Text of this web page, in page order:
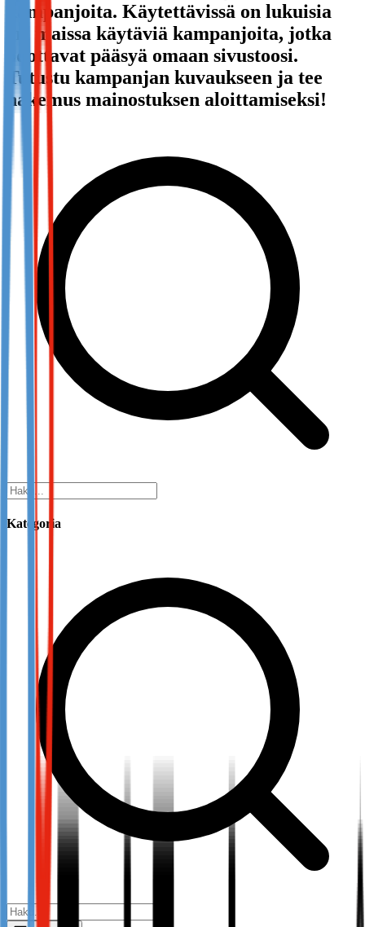
Not already our Publisher?
Sign up here
kampanjoita. Käytettävissä on lukuisia
eri maissa käytäviä kampanjoita, jotka
odottavat pääsyä omaan sivustoosi.
Tutustu kampanjan kuvaukseen ja tee
hakemus mainostuksen aloittamiseksi!
Kategoria